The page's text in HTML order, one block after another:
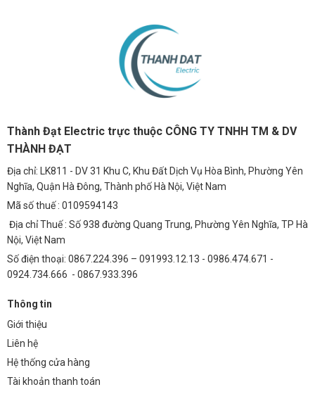
Thành Đạt Electric trực thuộc CÔNG TY TNHH TM & DV
THÀNH ĐẠT
Địa chỉ: LK811 - DV 31 Khu C, Khu Đất Dịch Vụ Hòa Bình, Phường Yên
Nghĩa, Quận Hà Đông, Thành phố Hà Nội, Việt Nam
Mã số thuế : 0109594143
Địa chỉ Thuế : Số 938 đường Quang Trung, Phường Yên Nghĩa, TP Hà
Nội, Việt Nam
Số điện thoại: 0867.224.396 – 091993.12.13 - 0986.474.671 -
0924.734.666 - 0867.933.396
Thông tin
Giới thiệu
Liên hệ
Hệ thống cửa hàng
Tài khoản thanh toán